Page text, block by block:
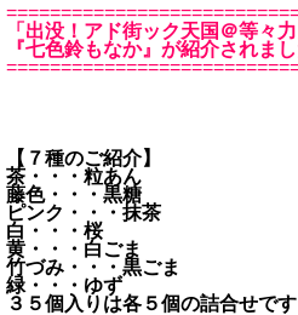
「出没！アド街ック天国＠等々
『七色鈴もなか』が紹介されまし
【７種のご紹介】
茶・・・粒あん
藤色・・・黒糖
ピンク・・・抹茶
白・・・桜
黄・・・白ごま
竹づみ・・・黒ごま
緑・・・ゆず
３５個入りは各５個の詰合せです